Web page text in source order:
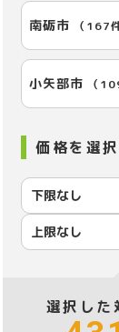
南砺市 （ 167
小矢部市 （
価格を選択
選択した